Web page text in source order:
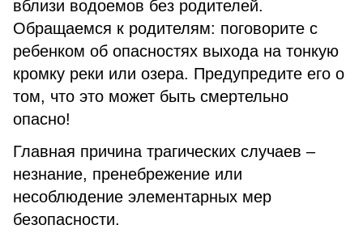
вблизи водоемов без родителей.
Обращаемся к родителям: поговорите с
ребенком об опасностях выхода на тонкую
кромку реки или озера. Предупредите его о
том, что это может быть смертельно
опасно!
Главная причина трагических случаев –
незнание, пренебрежение или
несоблюдение элементарных мер
безопасности.